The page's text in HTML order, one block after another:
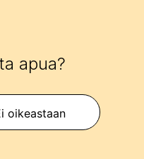
apua?
oikeastaan